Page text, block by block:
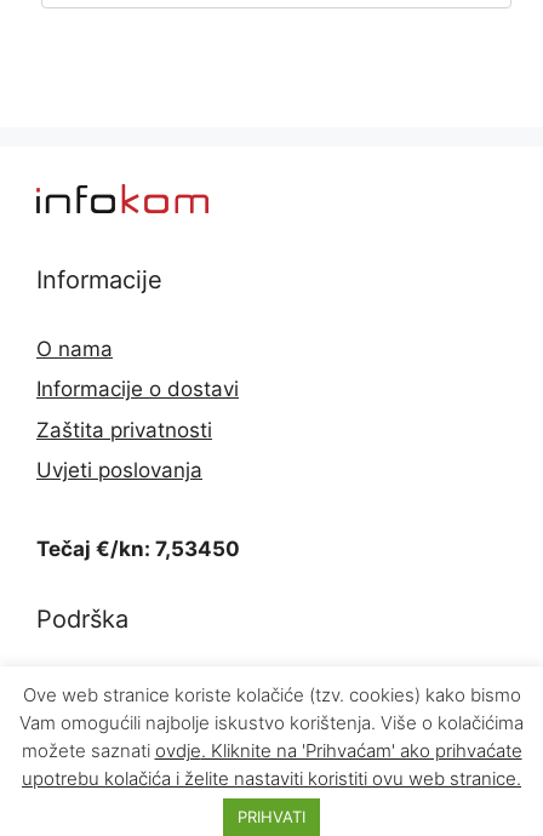
Informacije
O nama
Informacije o dostavi
Zaštita privatnosti
Uvjeti poslovanja
Tečaj €/kn: 7,53450
Podrška
Kontakt
Povrat proizvoda
© 2026 INFOKOM d.o.o.
Ove web stranice koriste kolačiće (tzv. cookies) kako bismo
Vam omogućili najbolje iskustvo korištenja. Više o kolačićima
možete saznati ovdje. Kliknite na 'Prihvaćam' ako prihvaćate
upotrebu kolačića i želite nastaviti koristiti ovu web stranice.
PRIHVATI